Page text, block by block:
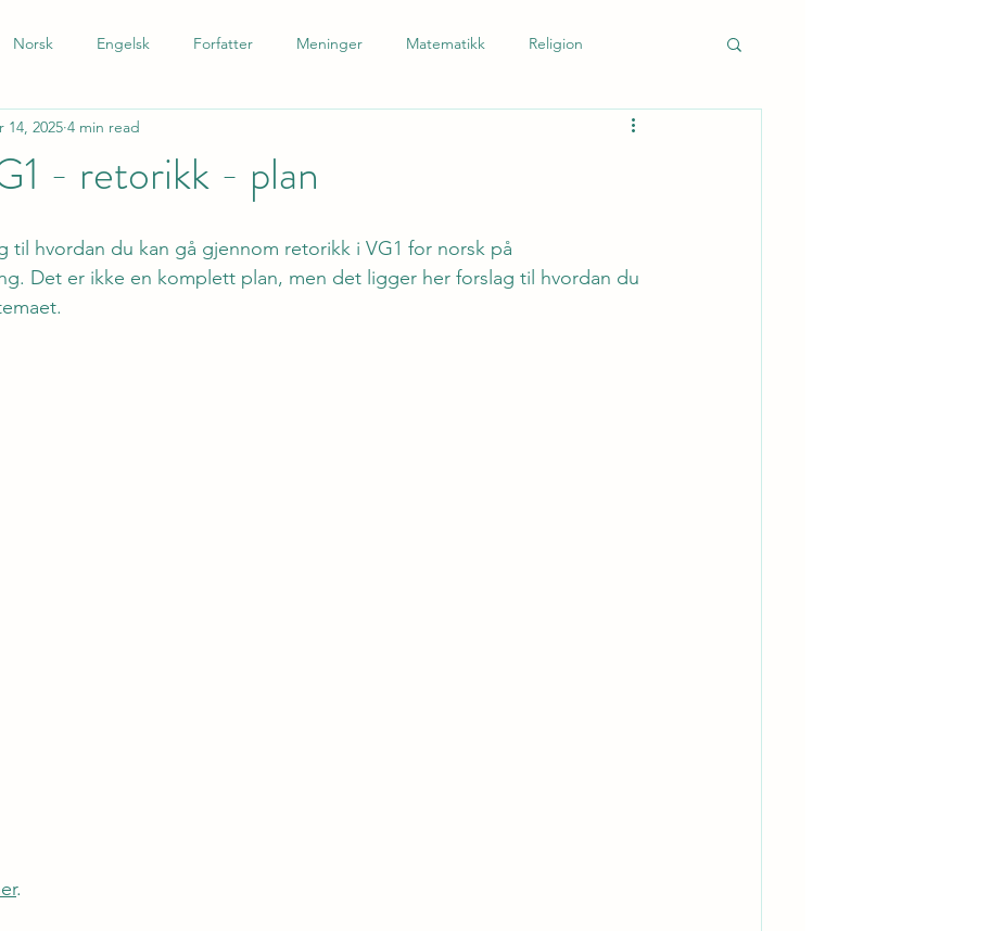
Norsk Engelsk Forfatter Meninger Matematikk Religion
som andrespråk
- retorikk - plan
14, 2025 4 min read
til hvordan du kan gå gjennom retorikk i VG1 for norsk på
Det er ikke en komplett plan, men det ligger her forslag til hvordan du
.